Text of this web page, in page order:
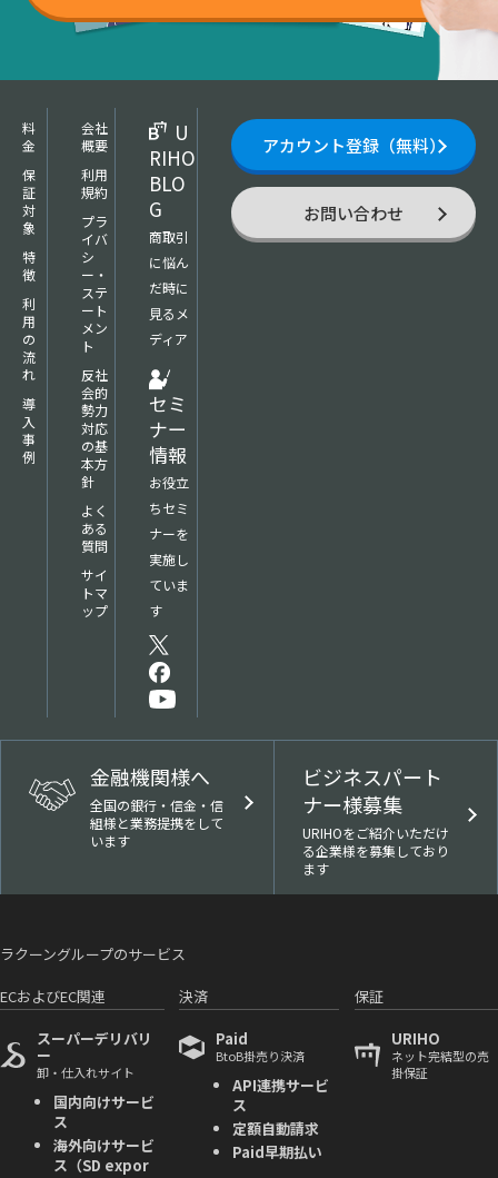
料
金
保
証
対
象
特
徴
利
用
の
流
れ
導
入
事
例
U
RIHO
BLO
G
商取引
に悩ん
だ時に
見るメ
ディア
セミ
ナー
情報
お役立
ちセミ
ナーを
実施し
ていま
す
会社
概要
利用
規約
プラ
イバ
シ
ー・
ステ
ート
メン
ト
反社
会的
勢力
対応
の基
本方
針
よく
ある
質問
サイ
トマ
ップ
アカウント登録（無料）
お問い合わせ
金融機関様へ
全国の銀行・信金・信
組様と業務提携をして
います
ビジネスパート
ナー様募集
URIHOをご紹介いただけ
る企業様を募集しており
ます
ラクーングループのサービス
ECおよびEC関連
スーパーデリバリ
ー
卸・仕入れサイト
国内向けサービ
ス
海外向けサービ
ス（SD expor
決済
Paid
BtoB掛売り決済
API連携サービ
ス
定額自動請求
Paid早期払い
保証
URIHO
ネット完結型の売
掛保証